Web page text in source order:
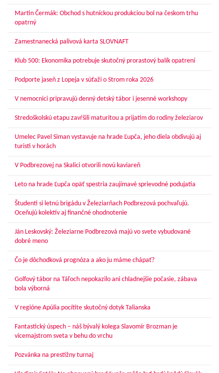
Martin Čermák: Obchod s hutníckou produkciou bol na českom trhu
opatrný
Zamestnanecká palivová karta SLOVNAFT
Klub 500: Ekonomika potrebuje skutočný prorastový balík opatrení
Podporte jaseň z Lopeja v súťaži o Strom roka 2026
V nemocnici pripravujú denný detský tábor i jesenné workshopy
Stredoškolskú etapu zavŕšili maturitou a prijatím do rodiny železiarov
Umelec Pavel Siman vystavuje na hrade Ľupča, jeho diela obdivujú aj
turisti v horách
V Podbrezovej na Skalici otvorili novú kaviareň
Leto na hrade Ľupča opäť spestria zaujímavé sprievodné podujatia
Študenti si letnú brigádu v Železiarňach Podbrezová pochvaľujú.
Oceňujú kolektív aj finančné ohodnotenie
Ján Leskovský: Železiarne Podbrezová majú vo svete vybudované
dobré meno
Čo je dôchodková prognóza a ako ju máme chápať?
Golfový tábor na Táľoch nepokazilo ani chladnejšie počasie, zábava
bola výborná
V regióne Apúlia pocítite skutočný dotyk Talianska
Fantastický úspech – náš bývalý kolega Slavomír Brozman je
vicemajstrom sveta v behu do vrchu
Pozvánka na prestížny turnaj